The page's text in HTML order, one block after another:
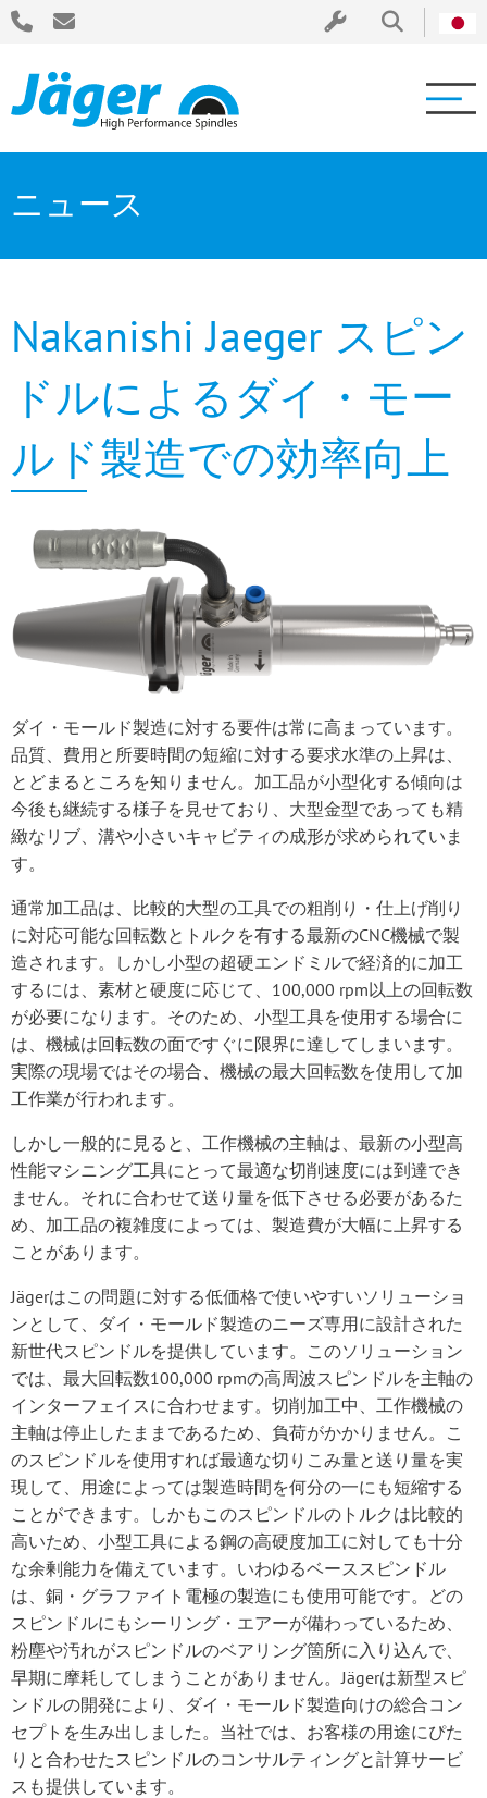
ニュース
Nakanishi Jaeger スピン
ドルによるダイ・モー
ルド製造での効率向上
ダイ・モールド製造に対する要件は常に高まっています。
品質、費用と所要時間の短縮に対する要求水準の上昇は、
とどまるところを知りません。加工品が小型化する傾向は
今後も継続する様子を見せており、大型金型であっても精
緻なリブ、溝や小さいキャビティの成形が求められていま
す。
通常加工品は、比較的大型の工具での粗削り・仕上げ削り
に対応可能な回転数とトルクを有する最新のCNC機械で製
造されます。しかし小型の超硬エンドミルで経済的に加工
するには、素材と硬度に応じて、100,000 rpm以上の回転数
が必要になります。そのため、小型工具を使用する場合に
は、機械は回転数の面ですぐに限界に達してしまいます。
実際の現場ではその場合、機械の最大回転数を使用して加
工作業が行われます。
しかし一般的に見ると、工作機械の主軸は、最新の小型高
性能マシニング工具にとって最適な切削速度には到達でき
ません。それに合わせて送り量を低下させる必要があるた
め、加工品の複雑度によっては、製造費が大幅に上昇する
ことがあります。
Jägerはこの問題に対する低価格で使いやすいソリューショ
ンとして、ダイ・モールド製造のニーズ専用に設計された
新世代スピンドルを提供しています。このソリューション
では、最大回転数100,000 rpmの高周波スピンドルを主軸の
インターフェイスに合わせます。切削加工中、工作機械の
主軸は停止したままであるため、負荷がかかりません。こ
のスピンドルを使用すれば最適な切りこみ量と送り量を実
現して、用途によっては製造時間を何分の一にも短縮する
ことができます。しかもこのスピンドルのトルクは比較的
高いため、小型工具による鋼の高硬度加工に対しても十分
な余剰能力を備えています。いわゆるベーススピンドル
は、銅・グラファイト電極の製造にも使用可能です。どの
スピンドルにもシーリング・エアーが備わっているため、
粉塵や汚れがスピンドルのベアリング箇所に入り込んで、
早期に摩耗してしまうことがありません。Jägerは新型スピ
ンドルの開発により、ダイ・モールド製造向けの総合コン
セプトを生み出しました。当社では、お客様の用途にぴた
りと合わせたスピンドルのコンサルティングと計算サービ
スも提供しています。